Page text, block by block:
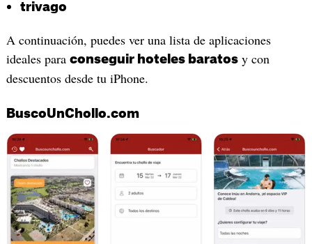
trivago
A continuación, puedes ver una lista de aplicaciones
ideales para conseguir hoteles baratosy con
descuentos desde tu iPhone.
BuscoUnChollo.com